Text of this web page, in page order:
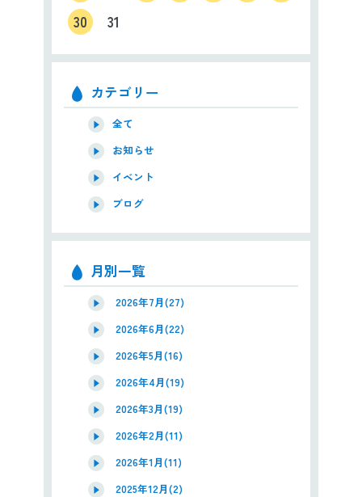
30
31
カテゴリー
全て
お知らせ
イベント
ブログ
月別一覧
2026年7月(27)
2026年6月(22)
2026年5月(16)
2026年4月(19)
2026年3月(19)
2026年2月(11)
2026年1月(11)
2025年12月(2)